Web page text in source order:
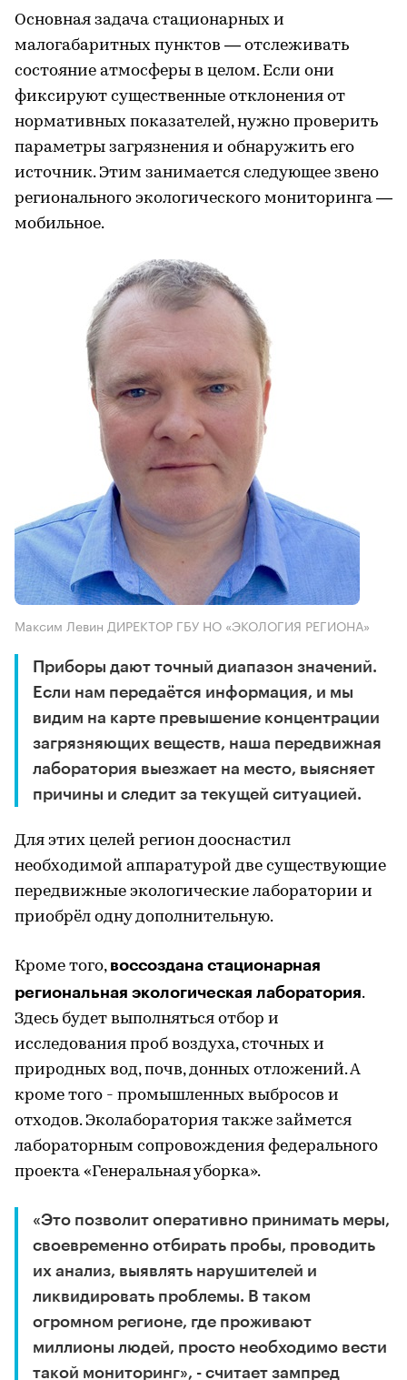
Основная задача стационарных и
малогабаритных пунктов — отслеживать
состояние атмосферы в целом. Если они
фиксируют существенные отклонения от
нормативных показателей, нужно проверить
параметры загрязнения и обнаружить его
источник. Этим занимается следующее звено
регионального экологического мониторинга —
мобильное.
Максим Левин ДИРЕКТОР ГБУ НО «ЭКОЛОГИЯ РЕГИОНА»
Приборы дают точный диапазон значений.
Если нам передаётся информация, и мы
видим на карте превышение концентрации
загрязняющих веществ, наша передвижная
лаборатория выезжает на место, выясняет
причины и следит за текущей ситуацией.
Для этих целей регион дооснастил
необходимой аппаратурой две существующие
передвижные экологические лаборатории и
приобрёл одну дополнительную.
Кроме того, воссоздана стационарная
региональная экологическая лаборатория.
Здесь будет выполняться отбор и
исследования проб воздуха, сточных и
природных вод, почв, донных отложений. А
кроме того - промышленных выбросов и
отходов. Эколаборатория также займется
лабораторным сопровождения федерального
проекта «Генеральная уборка».
«Это позволит оперативно принимать меры,
своевременно отбирать пробы, проводить
их анализ, выявлять нарушителей и
ликвидировать проблемы. В таком
огромном регионе, где проживают
миллионы людей, просто необходимо вести
такой мониторинг», - считает зампред